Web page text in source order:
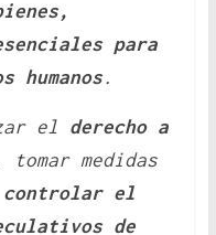
para
humanos.
el derecho a
tomar medidas
controlar el
de